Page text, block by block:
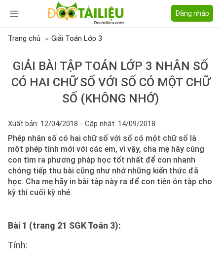
Đăng nhập
Trang chủ Giải Toán Lớp 3
GIẢI BÀI TẬP TOÁN LỚP 3 NHÂN SỐ
CÓ HAI CHỮ SỐ VỚI SỐ CÓ MỘT CHỮ
SỐ (KHÔNG NHỚ)
Xuất bản: 12/04/2018 - Cập nhật: 14/09/2018
Phép nhân số có hai chữ số với số có một chữ số là
một phép tính mới với các em, vì vậy, cha mẹ hãy cùng
con tìm ra phương pháp học tốt nhất để con nhanh
chóng tiếp thu bài cũng như nhớ những kiến thức đã
học. Cha mẹ hãy in bài tập này ra để con tiện ôn tập cho
kỳ thi cuối kỳ nhé.
Bài 1 (trang 21 SGK Toán 3):
Tính: